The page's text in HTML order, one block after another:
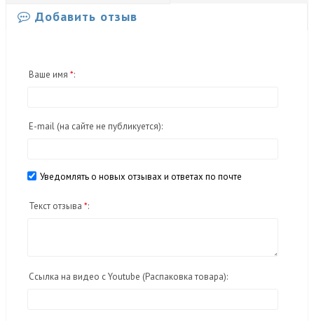
Добавить отзыв
Ваше имя *:
E-mail (на сайте не публикуется):
Уведомлять о новых отзывах и ответах по почте
Текст отзыва *:
Ссылка на видео с Youtube (Распаковка товара):